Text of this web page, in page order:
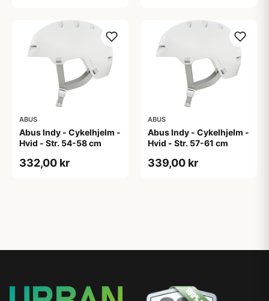
ABUS
Abus Indy - Cykelhjelm -
Hvid - Str. 54-58 cm
332,00 kr
ABUS
Abus Indy - Cykelhjelm -
Hvid - Str. 57-61 cm
339,00 kr